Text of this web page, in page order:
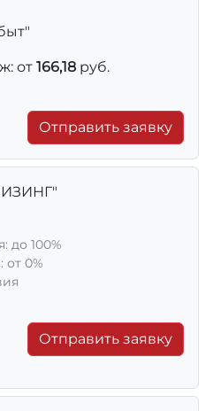
от 166,18 руб.
Отправить заявку
до 100%
от 0%
Отправить заявку